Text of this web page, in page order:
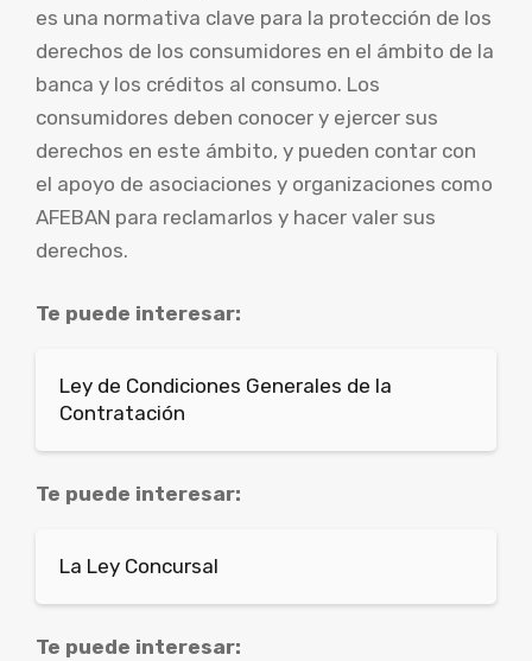
es una normativa clave para la protección de los
derechos de los consumidores en el ámbito de la
banca y los créditos al consumo. Los
consumidores deben conocer y ejercer sus
derechos en este ámbito, y pueden contar con
el apoyo de asociaciones y organizaciones como
AFEBAN para reclamarlos y hacer valer sus
derechos.
Te puede interesar:
Ley de Condiciones Generales de la
Contratación
Te puede interesar:
La Ley Concursal
Te puede interesar: